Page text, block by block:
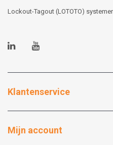
Lockout-Tagout (LOTOTO)
Klantenservice
Mijn account